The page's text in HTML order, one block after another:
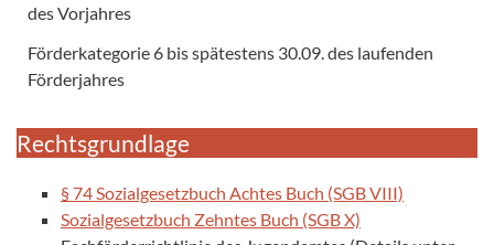
des Vorjahres
Förderkategorie 6 bis spätestens 30.09. des laufenden
Förderjahres
Rechtsgrundlage
§ 74 Sozialgesetzbuch Achtes Buch (SGB VIII)
Sozialgesetzbuch Zehntes Buch (SGB X)